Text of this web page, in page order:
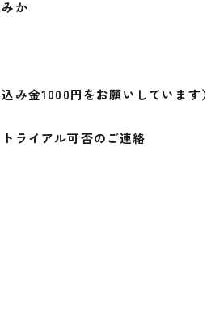
か
み金1000円をお願いしています）
ライアル可否のご連絡